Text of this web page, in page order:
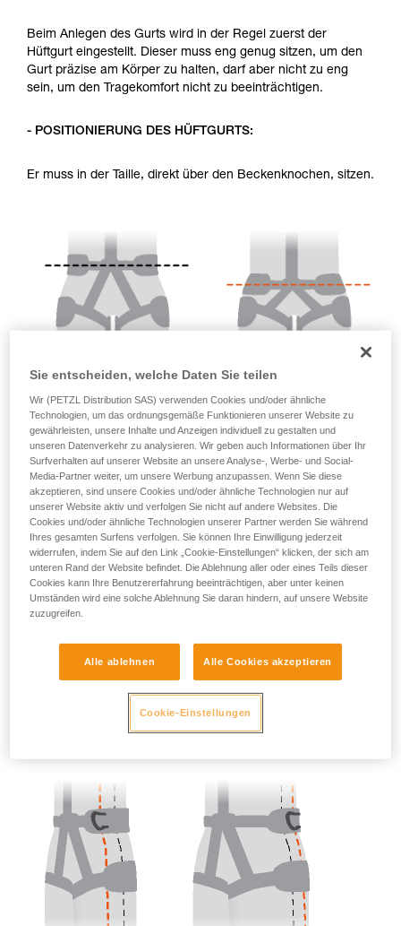
verbundenen Techniken. Möglicherweise gibt es
noch andere Techniken, die hier nicht
beschrieben werden.
Beim Anlegen des Gurts wird in der Regel zuerst der
Hüftgurt eingestellt. Dieser muss eng genug sitzen, um den
Gurt präzise am Körper zu halten, darf aber nicht zu eng
sein, um den Tragekomfort nicht zu beeinträchtigen.
- POSITIONIERUNG DES HÜFTGURTS:
Er muss in der Taille, direkt über den Beckenknochen, sitzen.
- POSITIONIERUNG DER SEITLICHEN HALTEÖSEN:
Die seitlichen Halteösen müssen sich auf der Höhe der
Hüftknochen befinden.
Sie entscheiden, welche Daten Sie teilen
Wir (PETZL Distribution SAS) verwenden Cookies und/oder ähnliche
Technologien, um das ordnungsgemäße Funktionieren unserer Website zu
gewährleisten, unsere Inhalte und Anzeigen individuell zu gestalten und
unseren Datenverkehr zu analysieren. Wir geben auch Informationen über Ihr
Surfverhalten auf unserer Website an unsere Analyse-, Werbe- und Social-
Media-Partner weiter, um unsere Werbung anzupassen. Wenn Sie diese
akzeptieren, sind unsere Cookies und/oder ähnliche Technologien nur auf
unserer Website aktiv und verfolgen Sie nicht auf andere Websites. Die
Cookies und/oder ähnliche Technologien unserer Partner werden Sie während
Ihres gesamten Surfens verfolgen. Sie können Ihre Einwilligung jederzeit
widerrufen, indem Sie auf den Link „Cookie-Einstellungen“ klicken, der sich am
unteren Rand der Website befindet. Die Ablehnung aller oder eines Teils dieser
Cookies kann Ihre Benutzererfahrung beeinträchtigen, aber unter keinen
Umständen wird eine solche Ablehnung Sie daran hindern, auf unsere Website
zuzugreifen.
Alle ablehnen Alle Cookies akzeptieren
Cookie-Einstellungen